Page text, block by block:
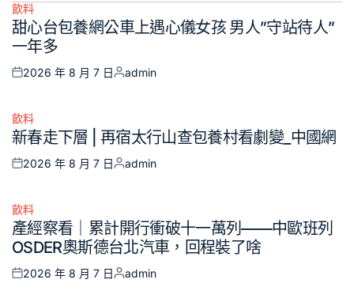
Posted
in
飲料
甜心台包養網公車上遇心儀女孩 男人”守站待人”
一年多
Posted
2026 年 8 月 7 日
Posted
admin
Posted
in
飲料
新春走下層 | 再宿太行山查包養村看劇變_中國網
Posted
2026 年 8 月 7 日
Posted
admin
Posted
in
飲料
產經察看｜累計開行衝破十一萬列——中歐班列
OSDER奧斯德台北汽車，回程裝了啥
Posted
2026 年 8 月 7 日
Posted
admin